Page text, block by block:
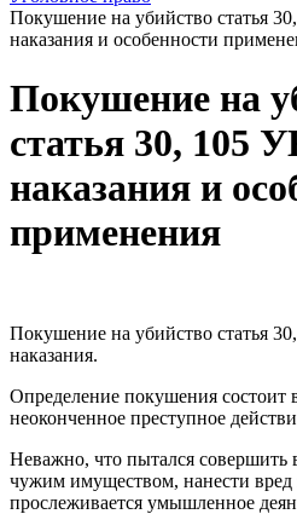
Покушение на убийство статья
наказания и особенности
Покушение на
статья 30, 105
наказания и
применения
Покушение на убийство статья
наказания.
Определение покушения
неоконченное преступное
Неважно, что пытался совершить
чужим имуществом, нанести вред
прослеживается умышленное